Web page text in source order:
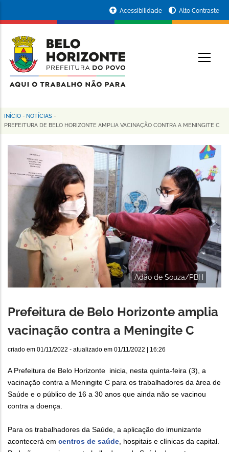
conteúdo
principal
da
Prefeitura
de
Horizonte
Acessibilidade Alto Contraste
Trilha
navegação
INÍCIO - NOTÍCIAS -
PREFEITURA DE BELO HORIZONTE AMPLIA VACINAÇÃO CONTRA A MENINGITE C
Adão de Souza/PBH
Prefeitura de Belo Horizonte amplia
vacinação contra a Meningite C
criado em 01/11/2022 - atualizado em 01/11/2022 | 16:26
A Prefeitura de Belo Horizonte inicia, nesta quinta-feira (3), a
vacinação contra a Meningite C para os trabalhadores da área de
Saúde e o público de 16 a 30 anos que ainda não se vacinou
contra a doença.
Para os trabalhadores da Saúde, a aplicação do imunizante
acontecerá em centros de saúde, hospitais e clínicas da capital.